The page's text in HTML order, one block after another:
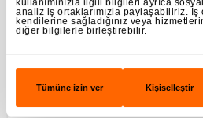
kullanımınızla ilgili bilgileri ayrıca
analiz iş ortaklarımızla paylaşabiliriz. İş
kendilerine sağladığınız veya
diğer bilgilerle birleştirebilir.
Tümüne izin ver Kişiselleştir
lens yüzeyine bulaşmaz. Bu
konforlu bir kullanım için
Yanınızda Taşımanız
Malzemeleri
Gece etkinliklerinde